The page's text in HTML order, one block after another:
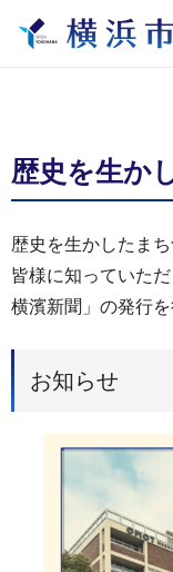
歴史を生か
歴史を生かしたま
皆様に知っていた
横濱新聞」の発行を
お知らせ